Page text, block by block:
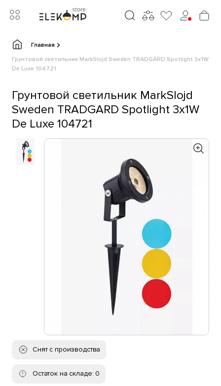
Главная
Грунтовой светильник MarkSlojd Sweden TRADGARD Spotlight 3x1W
De Luxe 104721
Грунтовой светильник MarkSlojd
Sweden TRADGARD Spotlight 3x1W
De Luxe 104721
Снят с производства
Остаток на складе: 0